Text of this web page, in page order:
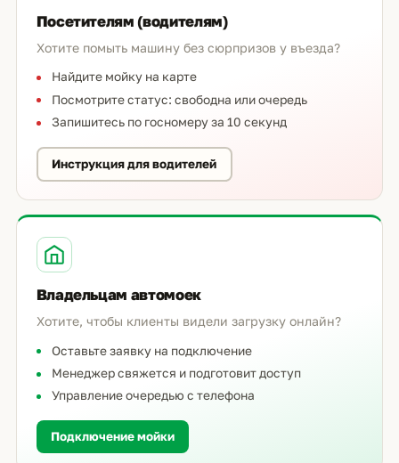
Посетителям (водителям)
Хотите помыть машину без сюрпризов у въезда?
Найдите мойку на карте
Посмотрите статус: свободна или очередь
Запишитесь по госномеру за 10 секунд
Инструкция для водителей
Владельцам автомоек
Хотите, чтобы клиенты видели загрузку онлайн?
Оставьте заявку на подключение
Менеджер свяжется и подготовит доступ
Управление очередью с телефона
Подключение мойки